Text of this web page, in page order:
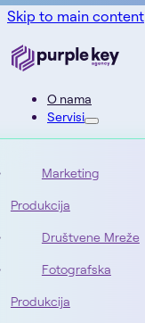
Skip to main content
O nama
Servisi
Marketing
Produkcija
Društvene Mreže
Fotografska
Produkcija